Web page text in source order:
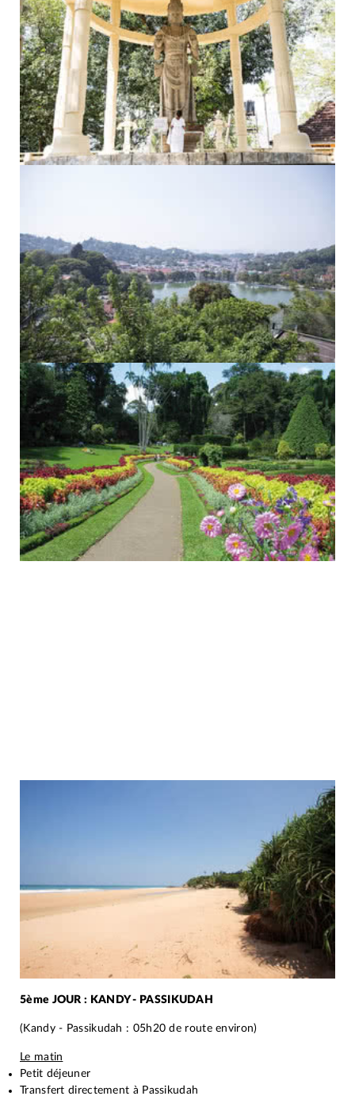
5ème JOUR : KANDY - PASSIKUDAH
(Kandy - Passikudah : 05h20 de route environ)
Le matin
Petit déjeuner
Transfert directement à Passikudah